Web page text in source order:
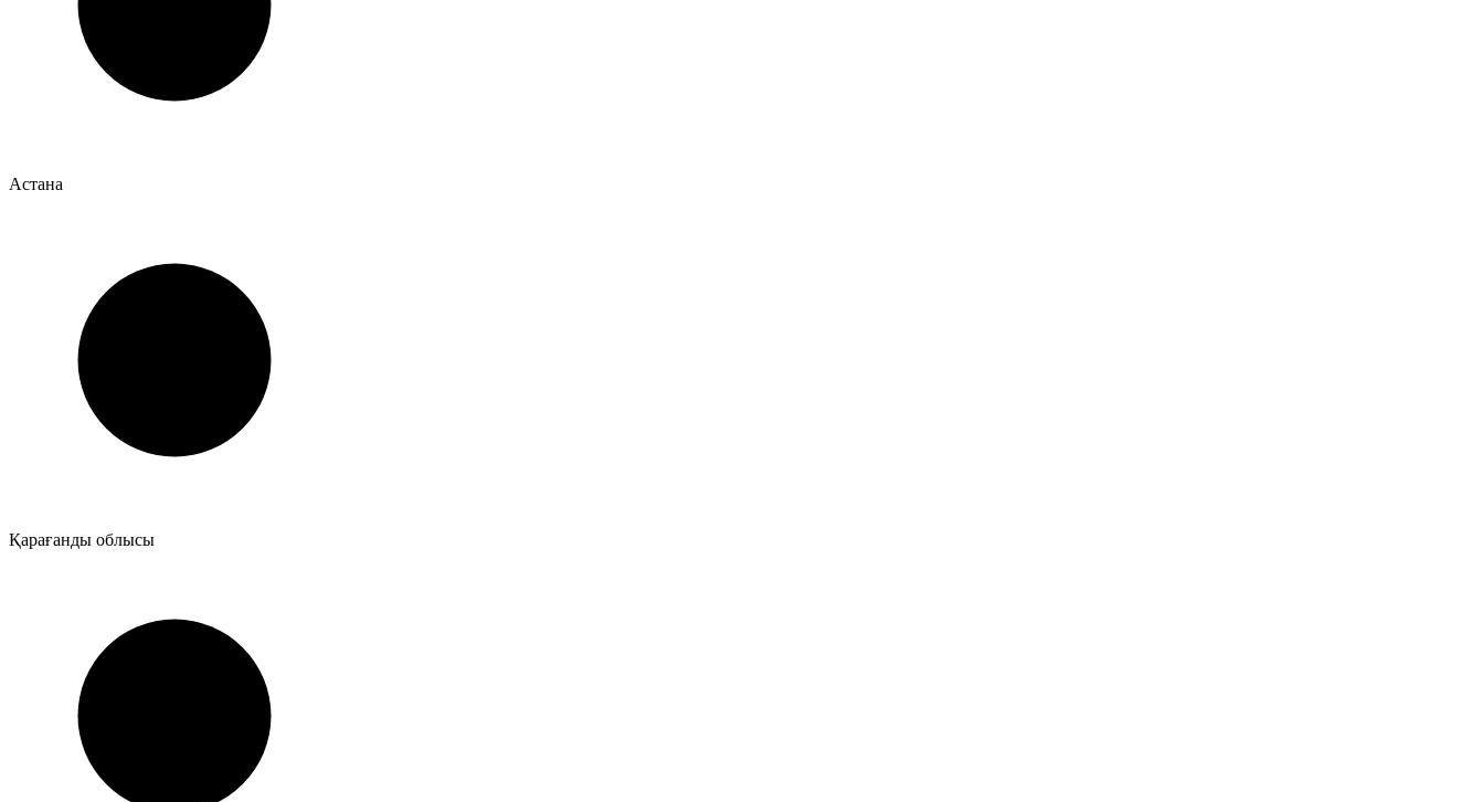
Астана
Қарағанды облысы